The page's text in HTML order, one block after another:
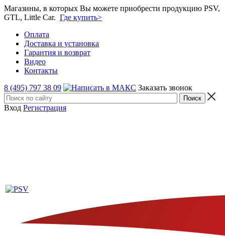
Магазины, в которых Вы можете приобрести продукцию PSV,
GTL, Little Car. Где купить>
Оплата
Доставка и установка
Гарантия и возврат
Видео
Контакты
8 (495) 797 38 09
Заказать звонок
Вход Регистрация